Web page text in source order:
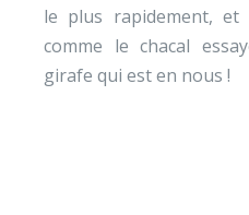
le plus rapidement,
comme le chacal
girafe qui est en nous !